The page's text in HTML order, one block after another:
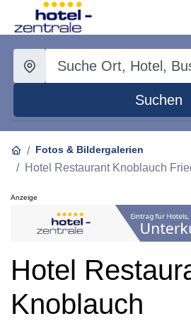
Suchen
Fotos & Bildergalerien
Hotel Restaurant Knoblauch
Anzeige
Hotel
Knoblauch